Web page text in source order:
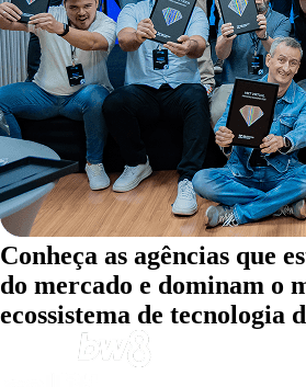
Conheça as agências que
do mercado e dominam o
ecossistema de tecnologia